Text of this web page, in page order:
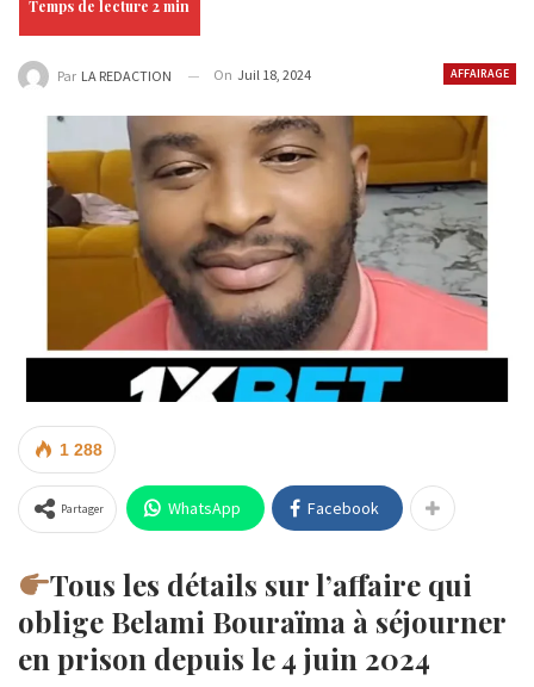
AFFAIRAGE
Par LA REDACTION On Juil 18, 2024
1 288
Partager WhatsApp Facebook
Tous les détails sur l’affaire qui
oblige Belami Bouraïma à séjourner
en prison depuis le 4 juin 2024